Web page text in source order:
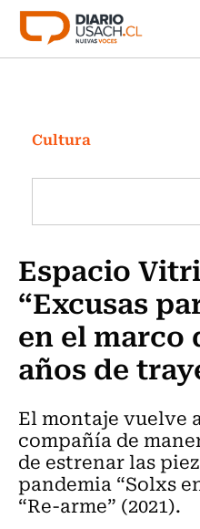
Click acá para ir
Investigación
Cultura
Programas Radio y
Cultura
Espacio
“Excusas
en el marco
años de
El montaje vuelve
compañía de
de estrenar las
pandemia “Solxs
“Re-arme” (2021).